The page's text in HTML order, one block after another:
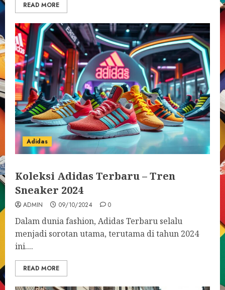
READ MORE
Adidas
Koleksi Adidas Terbaru – Tren
Sneaker 2024
ADMIN 09/10/2024 0
Dalam dunia fashion, Adidas Terbaru selalu
menjadi sorotan utama, terutama di tahun 2024
ini....
READ MORE